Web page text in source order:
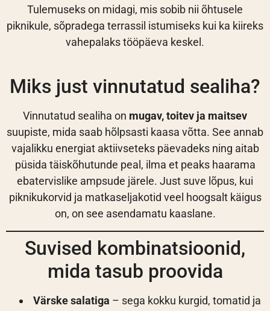
Tulemuseks on midagi, mis sobib nii õhtusele
piknikule, sõpradega terrassil istumiseks kui ka kiireks
vahepalaks tööpäeva keskel.
Miks just vinnutatud sealiha?
Vinnutatud sealiha on mugav, toitev ja maitsev
suupiste, mida saab hõlpsasti kaasa võtta. See annab
vajalikku energiat aktiivseteks päevadeks ning aitab
püsida täiskõhutunde peal, ilma et peaks haarama
ebatervislike ampsude järele. Just suve lõpus, kui
piknikukorvid ja matkaseljakotid veel hoogsalt käigus
on, on see asendamatu kaaslane.
Suvised kombinatsioonid,
mida tasub proovida
Värske salatiga – sega kokku kurgid, tomatid ja